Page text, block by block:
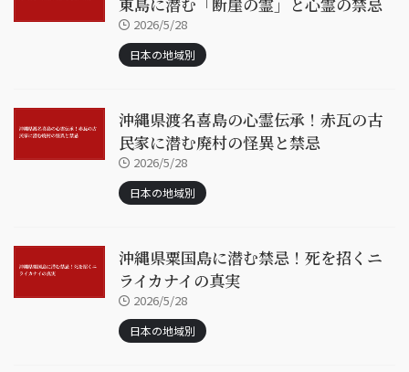
2026/5/28
日本の地域別
沖縄県渡名喜島の心霊伝承！赤瓦の古
民家に潜む廃村の怪異と禁忌
2026/5/28
日本の地域別
沖縄県粟国島に潜む禁忌！死を招くニ
ライカナイの真実
2026/5/28
日本の地域別